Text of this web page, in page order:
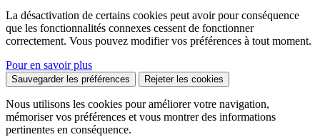
La désactivation de certains cookies peut avoir pour conséquence
que les fonctionnalités connexes cessent de fonctionner
correctement. Vous pouvez modifier vos préférences à tout moment.
Pour en savoir plus
Sauvegarder les préférences Rejeter les cookies
Nous utilisons les cookies pour améliorer votre navigation,
mémoriser vos préférences et vous montrer des informations
pertinentes en conséquence.